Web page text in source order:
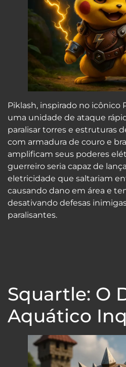
Piklash, inspirado no icônico
uma unidade de ataque
paralisar torres e estruturas
com armadura de couro e
amplificam seus poderes
guerreiro seria capaz de
eletricidade que saltariam
causando dano em área e
desativando defesas
paralisantes.
Squartle: O
Aquático